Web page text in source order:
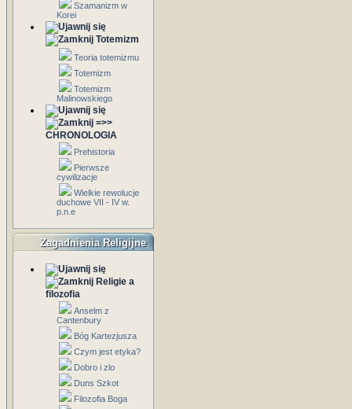
Szamanizm w
Korei
Totemizm
Teoria totemizmu
Totemizm
Totemizm
Malinowskiego
=>>
CHRONOLOGIA
Prehistoria
Pierwsze
cywilizacje
Wielkie rewolucje
duchowe VII - IV w.
p.n.e
Zagadnienia Religijne
Religie a
filozofia
Anselm z
Cantenbury
Bóg Kartezjusza
Czym jest etyka?
Dobro i zlo
Duns Szkot
Filozofia Boga